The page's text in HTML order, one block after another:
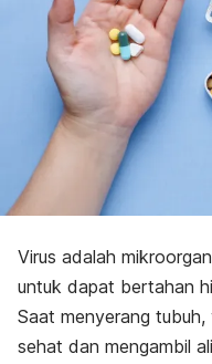
Virus adalah
untuk dapat bertahan
Saat menyerang
sehat dan mengambil